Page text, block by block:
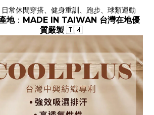
日常休閒穿搭、健身重訓、跑步、球類運動
地： MADE IN TAIWAN 台灣在地優
質嚴製 🇹🇼